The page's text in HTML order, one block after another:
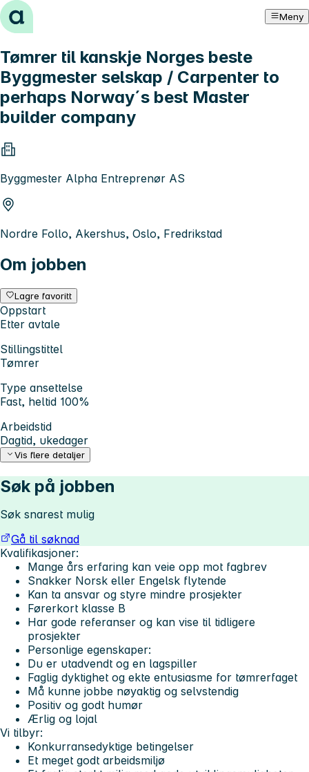
Hopp til innhold Meny
Tømrer til kanskje Norges beste
Byggmester selskap / Carpenter to
perhaps Norway´s best Master
builder company
Byggmester Alpha Entreprenør AS
Nordre Follo, Akershus, Oslo, Fredrikstad
Om jobben
Lagre favoritt
Oppstart
Etter avtale
Stillingstittel
Tømrer
Type ansettelse
Fast, heltid 100%
Arbeidstid
Dagtid, ukedager
Vis flere detaljer
Søk på jobben
Søk snarest mulig
Gå til søknad
Kvalifikasjoner:
Mange års erfaring kan veie opp mot fagbrev
Snakker Norsk eller Engelsk flytende
Kan ta ansvar og styre mindre prosjekter
Førerkort klasse B
Har gode referanser og kan vise til tidligere
prosjekter
Personlige egenskaper:
Du er utadvendt og en lagspiller
Faglig dyktighet og ekte entusiasme for tømrerfaget
Må kunne jobbe nøyaktig og selvstendig
Positiv og godt humør
Ærlig og lojal
Vi tilbyr:
Konkurransedyktige betingelser
Et meget godt arbeidsmiljø